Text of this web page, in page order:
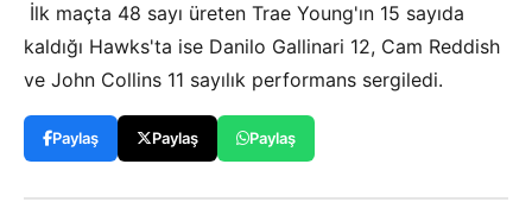
İlk maçta 48 sayı üreten Trae Young'ın 15 sayıda
kaldığı Hawks'ta ise Danilo Gallinari 12, Cam Reddish
ve John Collins 11 sayılık performans sergiledi.
Paylaş Paylaş Paylaş